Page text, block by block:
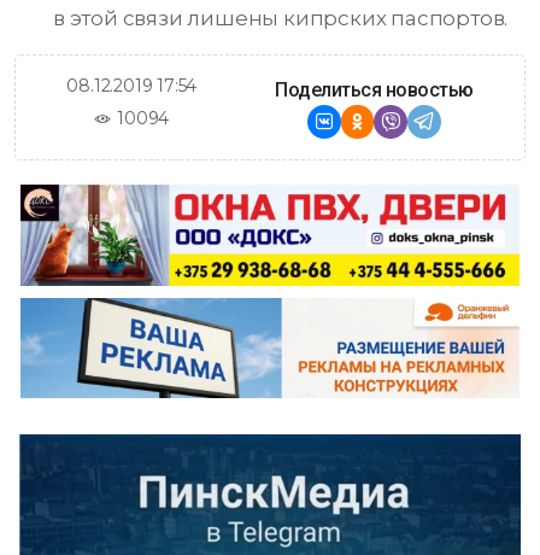
в этой связи лишены кипрских паспортов.
08.12.2019 17:54
10094
Поделиться новостью